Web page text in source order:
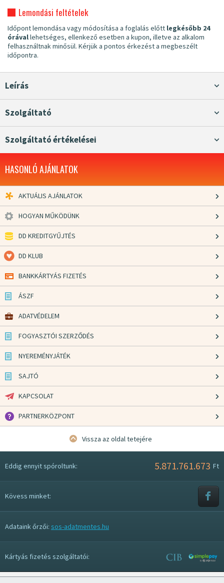
Lemondási feltételek
Időpont lemondása vagy módosítása a foglalás előtt legkésőbb 24
órávallehetséges, ellenkező esetben a kupon, illetve az alkalom
felhasználtnak minősül. Kérjük a pontos érkezést a megbeszélt
időpontra.
Leírás
Szolgáltató
Szolgáltató értékelései
HASONLÓ AJÁNLATOK
AKTUÁLIS AJÁNLATOK
HOGYAN MŰKÖDÜNK
DD KREDITGYŰJTÉS
DD KLUB
BANKKÁRTYÁS FIZETÉS
ÁSZF
ADATVÉDELEM
FOGYASZTÓI SZERZŐDÉS
NYEREMÉNYJÁTÉK
SAJTÓ
KAPCSOLAT
PARTNERKÖZPONT
Vissza az oldal tetejére
Eddig ennyit spóroltunk: 5.871.761.673 Ft
Kövess minket:
Adataink őrzői: sos-adatmentes.hu
Kártyás fizetés szolgáltatói: